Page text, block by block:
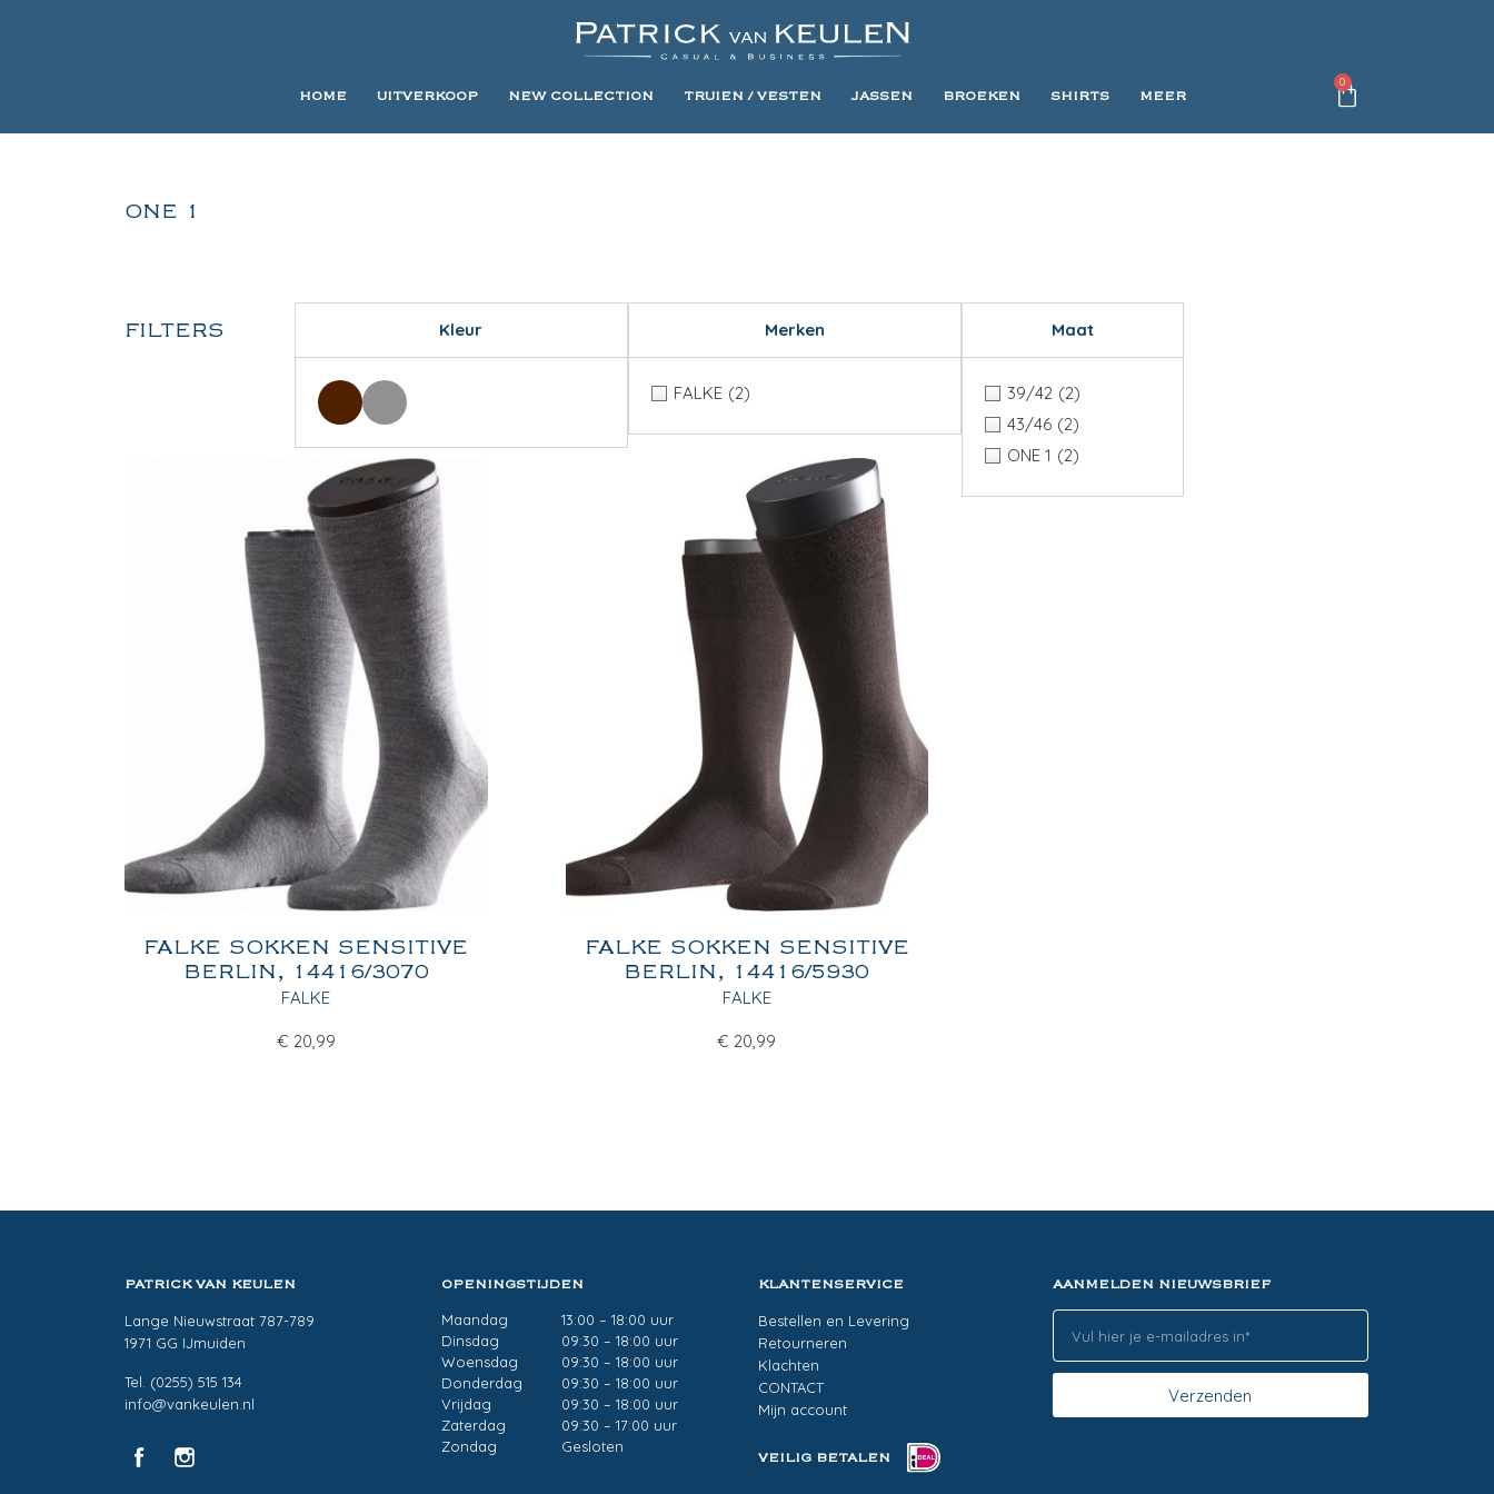
HOME UITVERKOOP NEW COLLECTION TRUIEN / VESTEN JASSEN BROEKEN SHIRTS MEER
0
ONE 1
FILTERS Kleur Merken
FALKE (2)
Maat
39/42 (2)
43/46 (2)
ONE 1 (2)
FALKE SOKKEN SENSITIVE
BERLIN, 14416/3070
FALKE
€ 20,99
FALKE SOKKEN SENSITIVE
BERLIN, 14416/5930
FALKE
€ 20,99
PATRICK VAN KEULEN
Lange Nieuwstraat 787-789
1971 GG IJmuiden
Tel. (0255) 515 134
info@vankeulen.nl
OPENINGSTIJDEN
Maandag
13:00 – 18:00 uur
Dinsdag
09:30 – 18:00 uur
Woensdag
09:30 – 18:00 uur
Donderdag
09:30 – 18:00 uur
Vrijdag
09:30 – 18:00 uur
Zaterdag
09:30 – 17:00 uur
Zondag
Gesloten
KLANTENSERVICE
Bestellen en Levering
Retourneren
Klachten
CONTACT
Mijn account
VEILIG BETALEN
AANMELDEN NIEUWSBRIEF
Verzenden